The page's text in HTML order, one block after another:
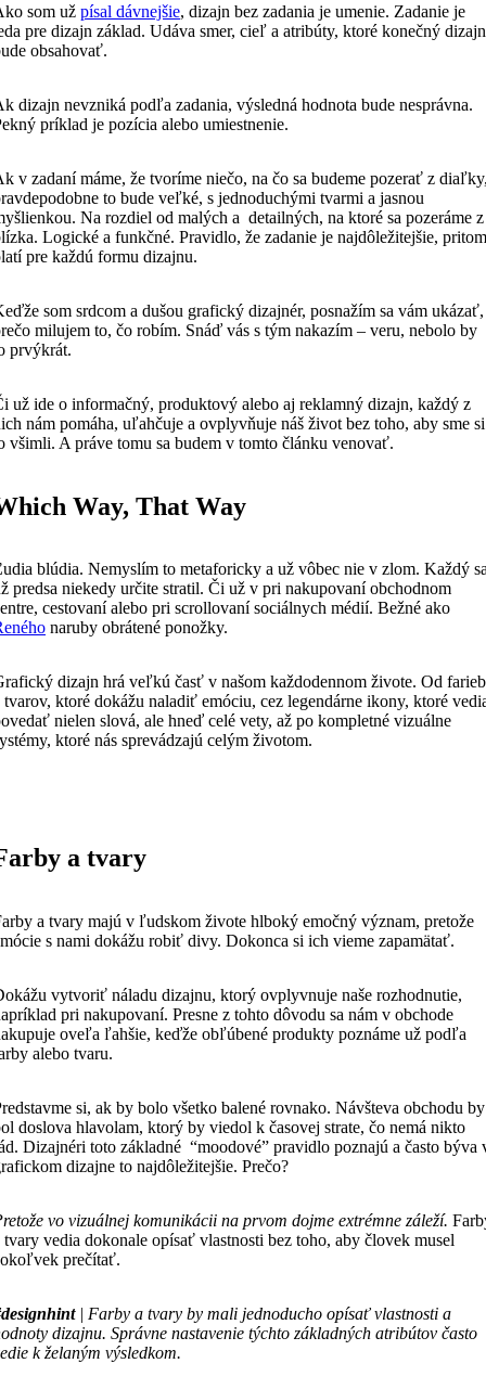
som už písal dávnejšie, dizajn bez zadania je umenie. Zadanie je
pre dizajn základ. Udáva smer, cieľ a atribúty, ktoré konečný dizajn
obsahovať.
dizajn nevzniká podľa zadania, výsledná hodnota bude nesprávna.
príklad je pozícia alebo umiestnenie.
v zadaní máme, že tvoríme niečo, na čo sa budeme pozerať z
to bude veľké, s jednoduchými tvarmi a jasnou
Na rozdiel od malých a detailných, na ktoré sa pozeráme z
Logické a funkčné. Pravidlo, že zadanie je najdôležitejšie, pritom
pre každú formu dizajnu.
som srdcom a dušou grafický dizajnér, posnažím sa vám ukázať,
milujem to, čo robím. Snáď vás s tým nakazím – veru, nebolo by
prvýkrát.
už ide o informačný, produktový alebo aj reklamný dizajn, každý z
nám pomáha, uľahčuje a ovplyvňuje náš život bez toho, aby sme si
všimli. A práve tomu sa budem v tomto článku venovať.
Way, That Way
blúdia. Nemyslím to metaforicky a už vôbec nie v zlom. Každý
predsa niekedy určite stratil. Či už v pri nakupovaní obchodnom
cestovaní alebo pri scrollovaní sociálnych médií. Bežné ako
naruby obrátené ponožky.
dizajn hrá veľkú časť v našom každodennom živote. Od farieb
tvarov, ktoré dokážu naladiť emóciu, cez legendárne ikony, ktoré
nielen slová, ale hneď celé vety, až po kompletné vizuálne
ktoré nás sprevádzajú celým životom.
a tvary
a tvary majú v ľudskom živote hlboký emočný význam, pretože
s nami dokážu robiť divy. Dokonca si ich vieme zapamätať.
vytvoriť náladu dizajnu, ktorý ovplyvnuje naše rozhodnutie,
pri nakupovaní. Presne z tohto dôvodu sa nám v obchode
oveľa ľahšie, keďže obľúbené produkty poznáme už podľa
alebo tvaru.
si, ak by bolo všetko balené rovnako. Návšteva obchodu by
doslova hlavolam, ktorý by viedol k časovej strate, čo nemá nikto
Dizajnéri toto základné “moodové” pravidlo poznajú a často býva
dizajne to najdôležitejšie. Prečo?
vo vizuálnej komunikácii na prvom dojme extrémne záleží.
tvary vedia dokonale opísať vlastnosti bez toho, aby človek musel
prečítať.
| Farby a tvary by mali jednoducho opísať vlastnosti a
dizajnu. Správne nastavenie týchto základných atribútov často
k želaným výsledkom.